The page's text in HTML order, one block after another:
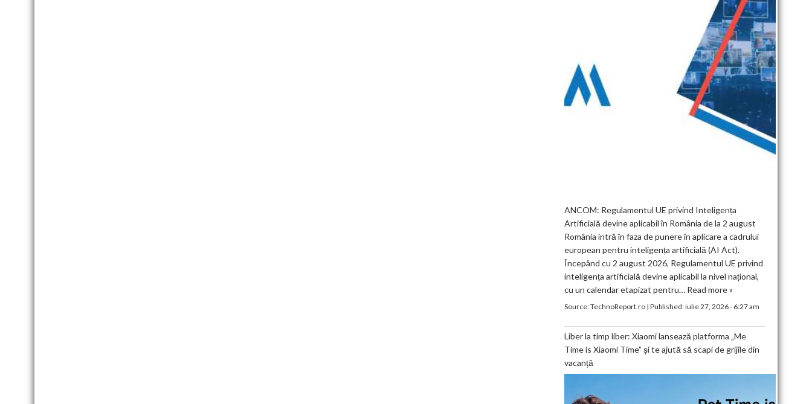
ANCOM: Regulamentul UE privind Inteligența
Artificială devine aplicabil în România de la 2 august
România intră în faza de punere în aplicare a cadrului
european pentru inteligența artificială (AI Act).
Începând cu 2 august 2026, Regulamentul UE privind
inteligența artificială devine aplicabil la nivel național,
cu un calendar etapizat pentru… Read more »
Source:TechnoReport.ro| Published:iulie 27, 2026 - 6:27 am
Liber la timp liber: Xiaomi lansează platforma „Me
Time is Xiaomi Time” și te ajută să scapi de grijile din
vacanță